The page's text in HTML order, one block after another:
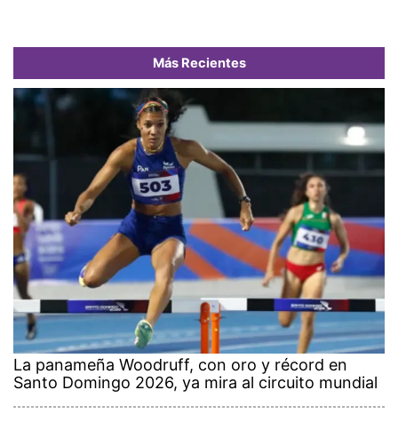
Más Recientes
La panameña Woodruff, con oro y récord en
Santo Domingo 2026, ya mira al circuito mundial